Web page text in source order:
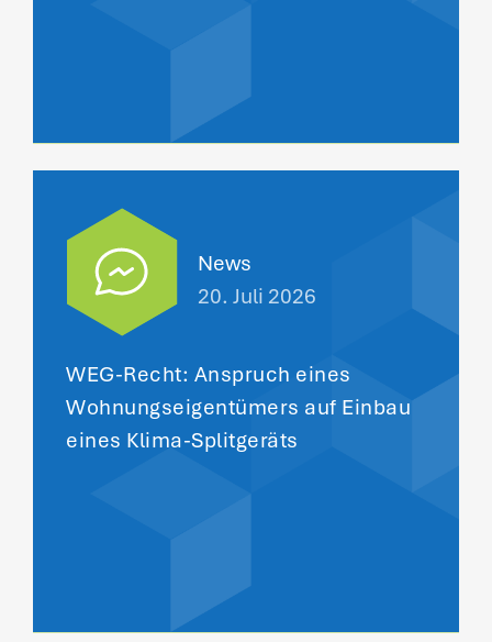
News
20. Juli 2026
WEG-Recht: Anspruch eines
Wohnungseigentümers auf Einbau
eines Klima-Splitgeräts